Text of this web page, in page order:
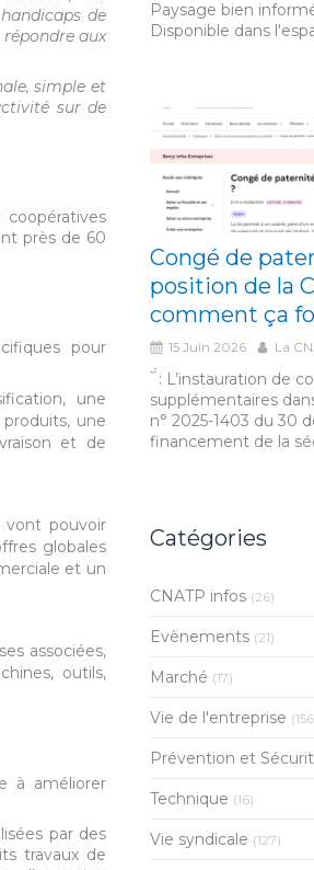
de
aux
simple et
sur de
près de 60
pour
une
une
et de
vont pouvoir
globales
et un
associées,
outils,
à améliorer
par des
travaux de
Paysage bien
Disponible dans
Congé de
position de la
comment ça
15 Juin 2026 La
: L’instauration de
supplémentaires
n° 2025-1403 du 30
financement de la
Catégories
CNATP infos (26)
Evènements (21)
Marché (17)
Vie de l'entreprise
Prévention et
Technique (16)
Vie syndicale (127)